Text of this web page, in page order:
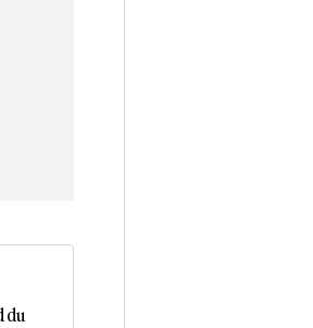
du